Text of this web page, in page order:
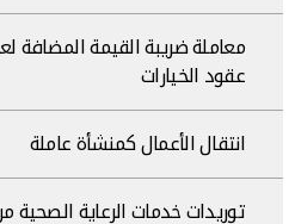
معاملة ضريبة القيمة المضافة
عقود الخيارات
انتقال الأعمال كمنشأة عاملة
توريدات خدمات الرعاية الصحية